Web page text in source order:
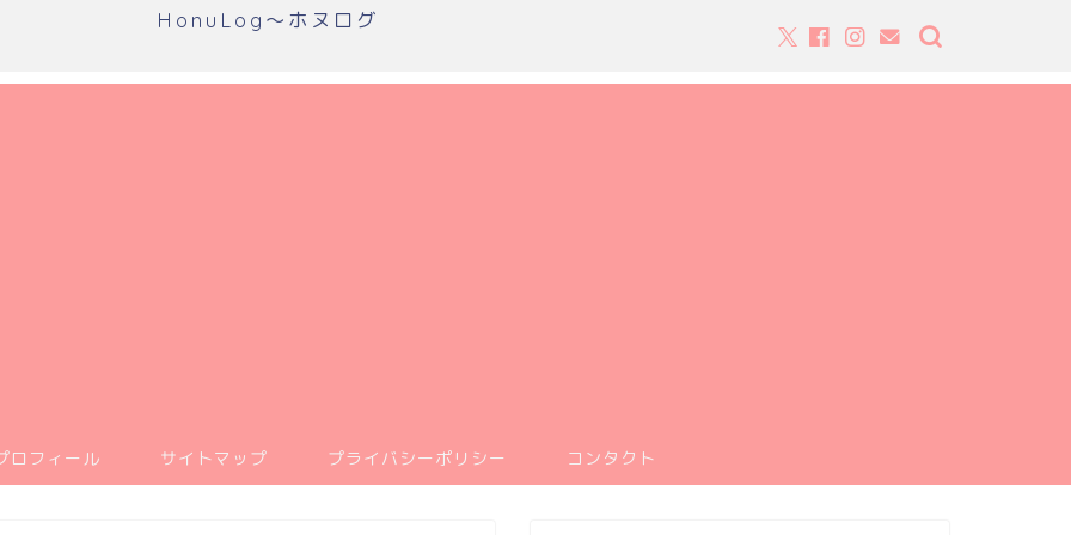
HonuLog～ホヌログ
ロフィール サイトマップ プライバシーポリシー コンタクト